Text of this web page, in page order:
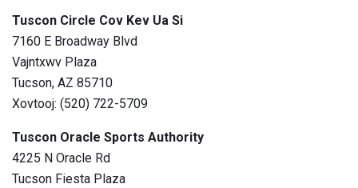
Tuscon Circle Cov Kev Ua Si
7160 E Broadway Blvd
Vajntxwv Plaza
Tucson, AZ 85710
Xovtooj: (520) 722-5709
Tuscon Oracle Sports Authority
4225 N Oracle Rd
Tucson Fiesta Plaza